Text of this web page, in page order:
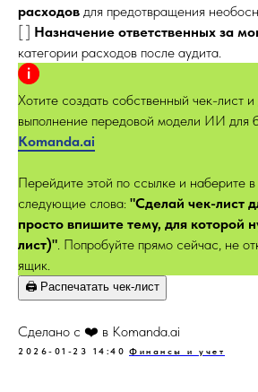
расходов для предотвращения
[ ] Назначение ответственных за
категории расходов после аудита.
Хотите создать собственный чек-лист и
выполнение передовой модели ИИ для
Komanda.ai
Перейдите этой по ссылке и наберите в
следующие слова: "Сделай чек-лист
просто впишите тему, для которой
лист)". Попробуйте прямо сейчас, не
ящик.
🖨️ Распечатать чек-лист
Сделано с ❤️ в Komanda.ai
2026-01-23 14:40 Финансы и учет